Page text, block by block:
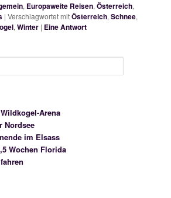
, Europaweite Reisen,Österreich,
|Verschlagwortet mitÖsterreich,Schnee,
,Winter | EineAntwort
Arena
Nordsee
im Elsass
Wochen Florida